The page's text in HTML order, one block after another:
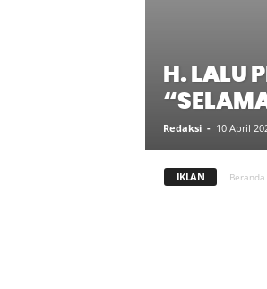
H. LALU
Redaksi - 10 April
IKLAN Beranda